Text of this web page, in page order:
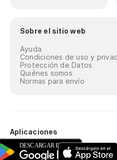
Sobre el sitio web
Ayuda
Condiciones de uso y
Protección de Datos
Quiénes somos
Normas para envío
Aplicaciones